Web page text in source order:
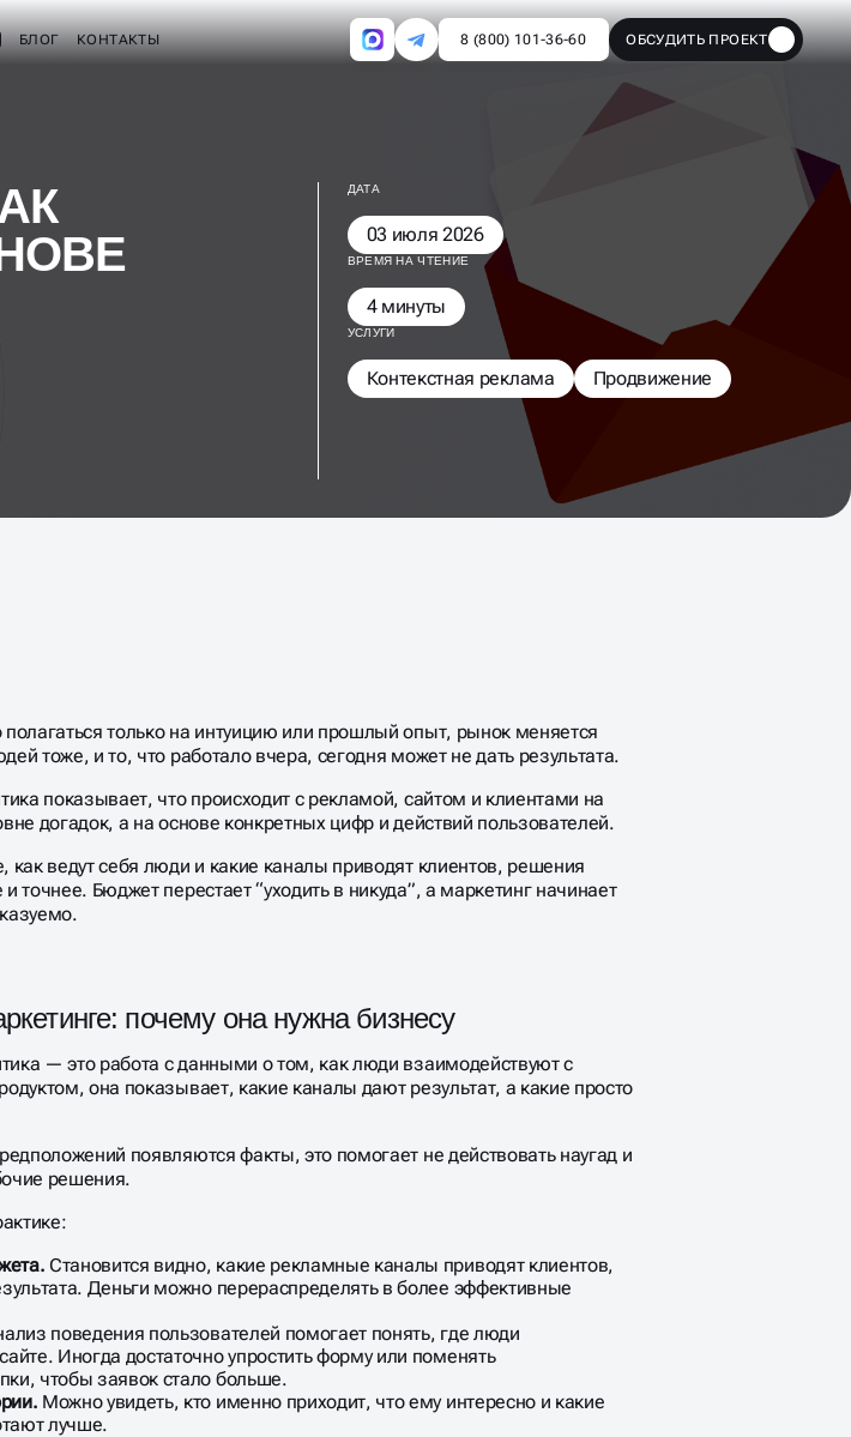
БЛОГ КОНТАКТЫ 8 (800) 101-36-60 ОБСУДИТЬ ПРОЕКТ
ДАТА
03 июля 2026
ВРЕМЯ НА ЧТЕНИЕ
4 минуты
УСЛУГИ
Контекстная реклама Продвижение
только на интуицию или прошлый опыт, рынок меняется
тоже, и то, что работало вчера, сегодня может не дать результата.
показывает, что происходит с рекламой, сайтом и клиентами на
догадок, а на основе конкретных цифр и действий пользователей.
как ведут себя люди и какие каналы приводят клиентов, решения
и точнее. Бюджет перестает “уходить в никуда”, а маркетинг начинает
почему она нужна бизнесу
— это работа с данными о том, как люди взаимодействуют с
она показывает, какие каналы дают результат, а какие просто
появляются факты, это помогает не действовать наугад и
решения.
Становится видно, какие рекламные каналы приводят клиентов,
Деньги можно перераспределять в более эффективные
поведения пользователей помогает понять, где люди
Иногда достаточно упростить форму или поменять
чтобы заявок стало больше.
Можно увидеть, кто именно приходит, что ему интересно и какие
лучше.